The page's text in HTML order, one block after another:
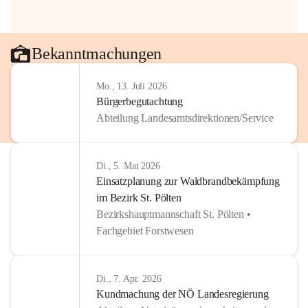
Bekanntmachungen
Mo., 13. Juli 2026
Bürgerbegutachtung
Abteilung Landesamtsdirektionen/Service
Di., 5. Mai 2026
Einsatzplanung zur Waldbrandbekämpfung
im Bezirk St. Pölten
Bezirkshauptmannschaft St. Pölten •
Fachgebiet Forstwesen
Di., 7. Apr. 2026
Kundmachung der NÖ Landesregierung